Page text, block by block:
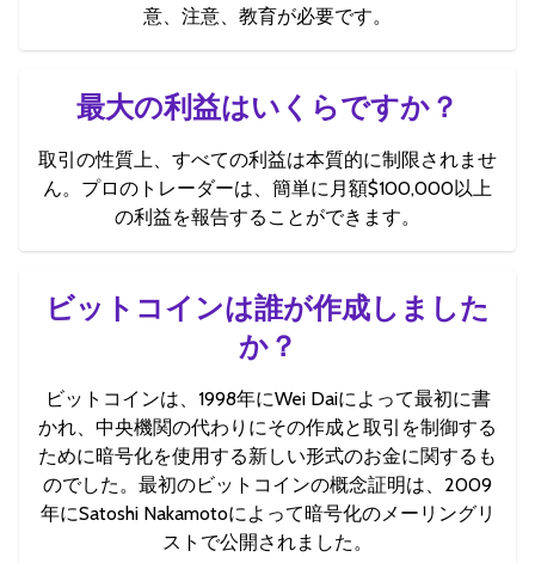
意、注意、教育が必要です。
最大の利益はいくらですか？
取引の性質上、すべての利益は本質的に制限されませ
ん。プロのトレーダーは、簡単に月額$100,000以上
の利益を報告することができます。
ビットコインは誰が作成しました
か？
ビットコインは、1998年にWei Daiによって最初に書
かれ、中央機関の代わりにその作成と取引を制御する
ために暗号化を使用する新しい形式のお金に関するも
のでした。最初のビットコインの概念証明は、2009
年にSatoshi Nakamotoによって暗号化のメーリングリ
ストで公開されました。